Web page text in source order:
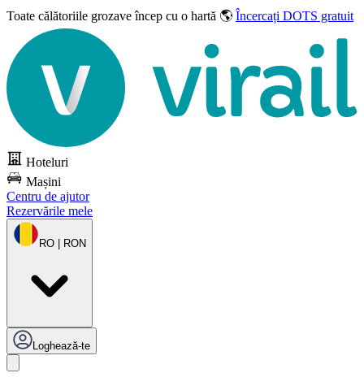
Toate călătoriile grozaveîncep cu o hartă 🌎 Încercați DOTS gratuit
Hoteluri
Mașini
Centru de ajutor
Rezervările mele
RO | RON
Loghează-te